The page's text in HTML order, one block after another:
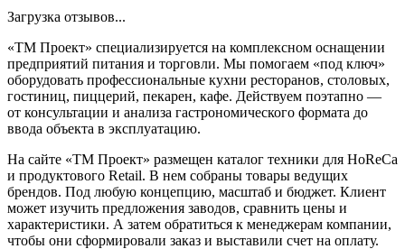
Загрузка отзывов...
«ТМ Проект» специализируется на комплексном оснащении
предприятий питания и торговли. Мы помогаем «под ключ»
оборудовать профессиональные кухни ресторанов, столовых,
гостиниц, пиццерий, пекарен, кафе. Действуем поэтапно —
от консультации и анализа гастрономического формата до
ввода объекта в эксплуатацию.
На сайте «ТМ Проект» размещен каталог техники для HoReCa
и продуктового Retail. В нем собраны товары ведущих
брендов. Под любую концепцию, масштаб и бюджет. Клиент
может изучить предложения заводов, сравнить цены и
характеристики. А затем обратиться к менеджерам компании,
чтобы они сформировали заказ и выставили счет на оплату.